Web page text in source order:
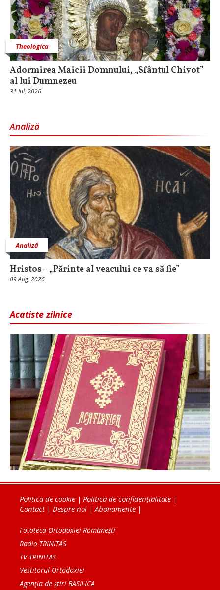
Theologica
Adormirea Maicii Domnului, „Sfântul Chivot”
al lui Dumnezeu
31 Iul, 2026
Analiză
Analiză
Hristos - „Părinte al veacului ce va să fie”
09 Aug, 2026
Acatiste zilnice
Politica de cookie | Politica de confidențialitate |
Contact| Despre noi | Abonamente |
Fototeca Ortodoxiei Românești
Radio TRINITAS
TV TRINITAS
Vestitorul Ortodoxiei
Agenţia de ştiri BASILICA